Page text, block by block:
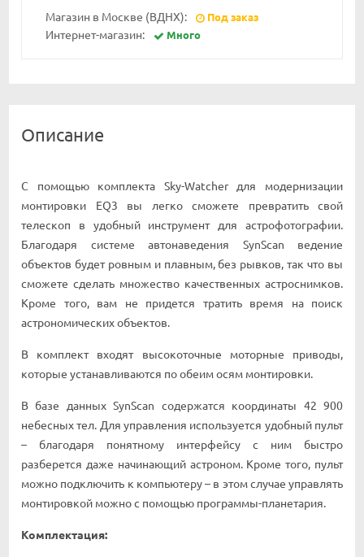
Магазин в Москве (ВДНХ):
Под заказ
Интернет-магазин: Много
Описание
С помощью комплекта Sky-Watcher для модернизации
монтировки EQ3 вы легко сможете превратить свой
телескоп в удобный инструмент для астрофотографии.
Благодаря системе автонаведения SynScan ведение
объектов будет ровным и плавным, без рывков, так что вы
сможете сделать множество качественных астроснимков.
Кроме того, вам не придется тратить время на поиск
астрономических объектов.
В комплект входят высокоточные моторные приводы,
которые устанавливаются по обеим осям монтировки.
В базе данных SynScan содержатся координаты 42 900
небесных тел. Для управления используется удобный пульт
– благодаря понятному интерфейсу с ним быстро
разберется даже начинающий астроном. Кроме того, пульт
можно подключить к компьютеру – в этом случае управлять
монтировкой можно с помощью программы-планетария.
Комплектация: